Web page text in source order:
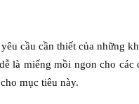
cầu cần thiết của những
là miếng mồi ngon cho các
mục tiêu này.